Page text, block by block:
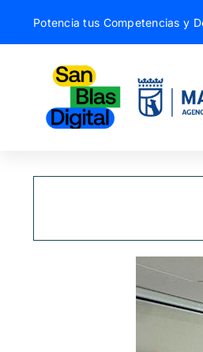
Potencia tus Competencias y